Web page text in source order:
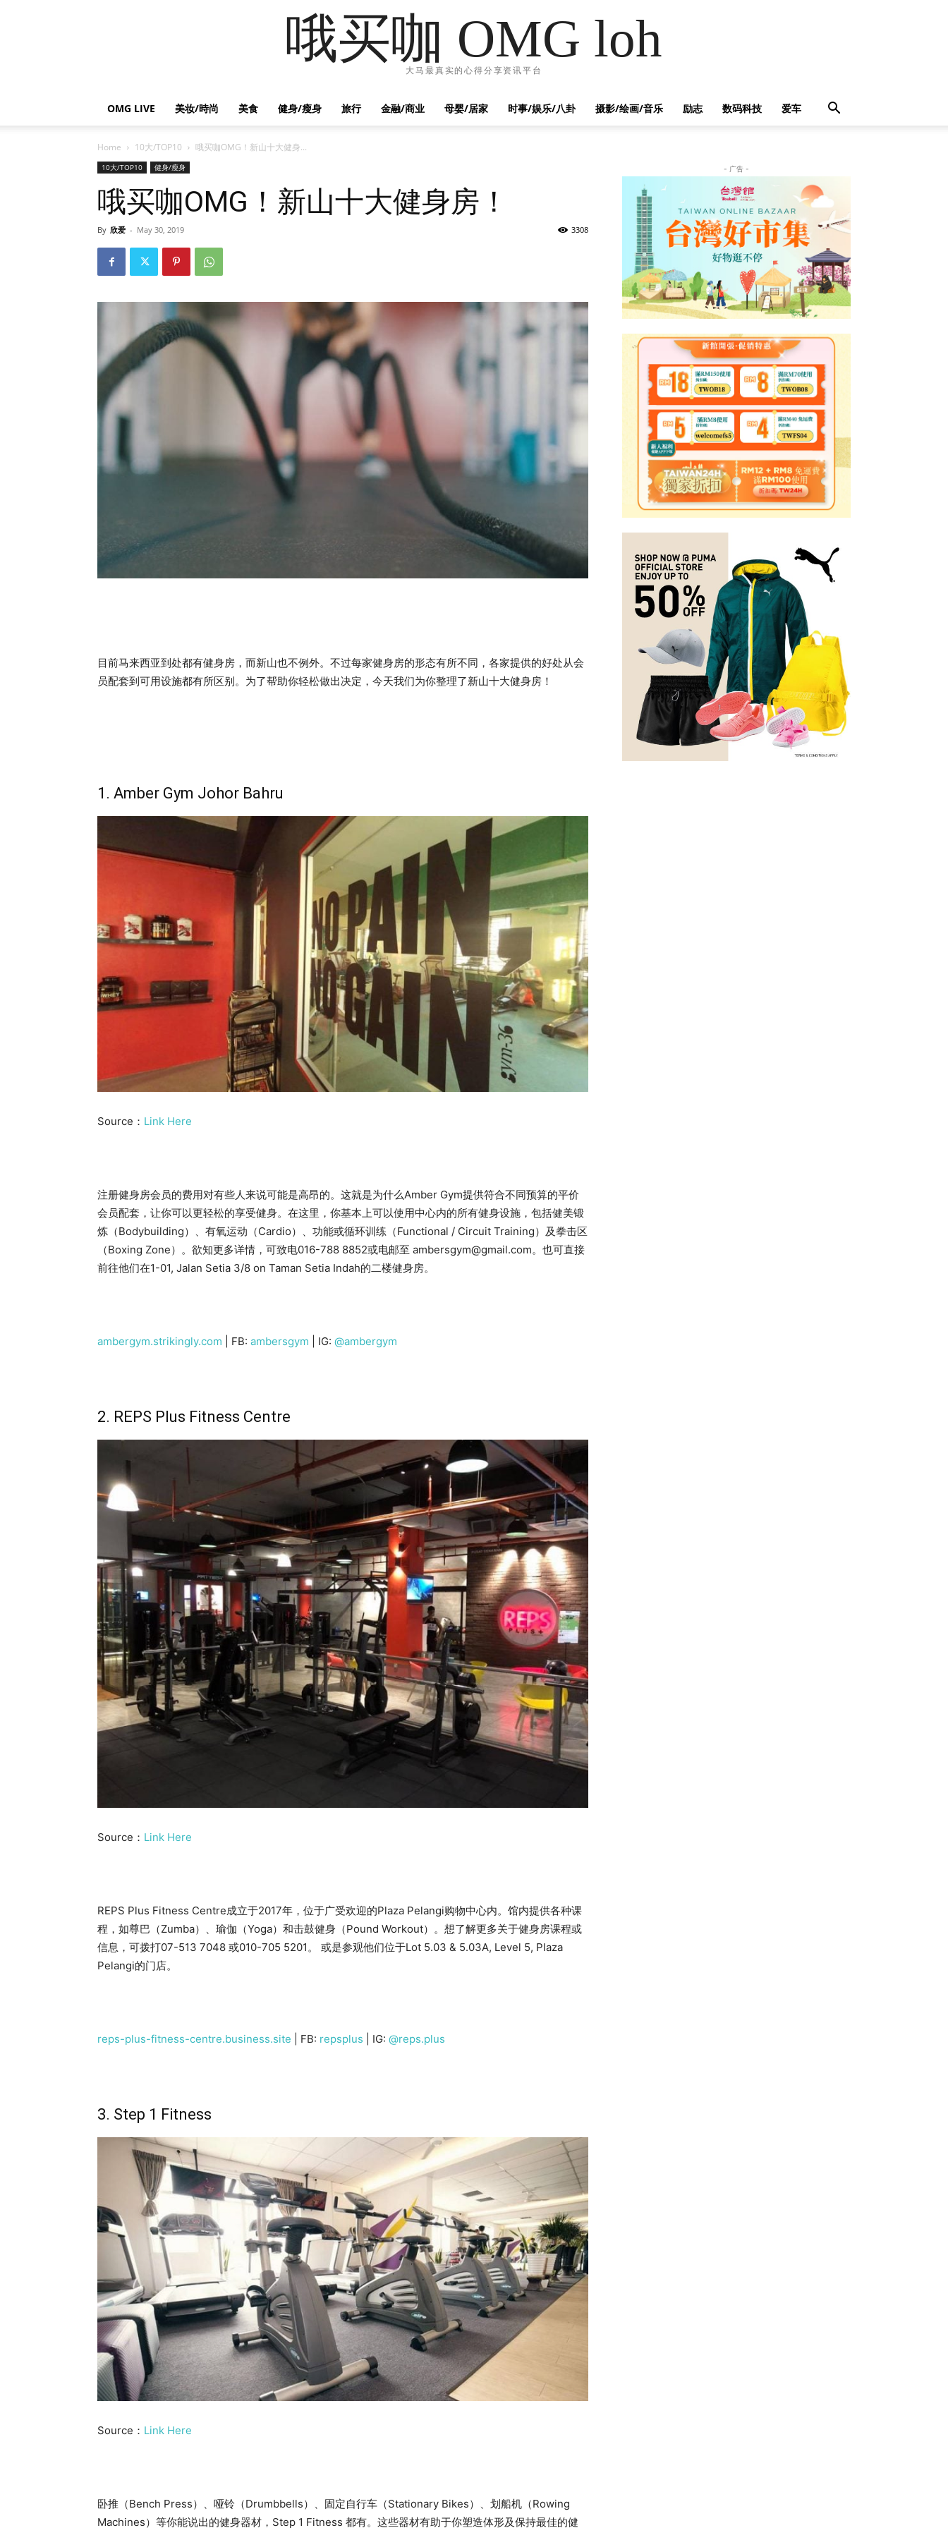
哦买咖 OMG loh
大马最真实的心得分享资讯平台
OMG LIVE 美妆/時尚 美食 健身/瘦身 旅行 金融/商业 母婴/居家 时事/娱乐/八卦 摄影/绘画/音乐 励志 数码科技 爱车
Home 10大/TOP10 哦买咖OMG！新山十大健身...
10大/TOP10 健身/瘦身
哦买咖OMG！新山十大健身房！
By 欣爱 - May 30, 2019 3308
目前马来西亚到处都有健身房，而新山也不例外。不过每家健身房的形态有所不同，各家提供的好处从会
员配套到可用设施都有所区别。为了帮助你轻松做出决定，今天我们为你整理了新山十大健身房！
1. Amber Gym Johor Bahru
Source： Link Here
注册健身房会员的费用对有些人来说可能是高昂的。这就是为什么Amber Gym提供符合不同预算的平价
会员配套，让你可以更轻松的享受健身。在这里，你基本上可以使用中心内的所有健身设施，包括健美锻
炼（Bodybuilding）、有氧运动（Cardio）、功能或循环训练（Functional / Circuit Training）及拳击区
（Boxing Zone）。欲知更多详情，可致电016-788 8852或电邮至 ambersgym@gmail.com。也可直接
前往他们在1-01, Jalan Setia 3/8 on Taman Setia Indah的二楼健身房。
ambergym.strikingly.com | FB: ambersgym | IG: @ambergym
2. REPS Plus Fitness Centre
Source： Link Here
REPS Plus Fitness Centre成立于2017年，位于广受欢迎的Plaza Pelangi购物中心内。馆内提供各种课
程，如尊巴（Zumba）、瑜伽（Yoga）和击鼓健身（Pound Workout）。想了解更多关于健身房课程或
信息，可拨打07-513 7048 或010-705 5201。 或是参观他们位于Lot 5.03 & 5.03A, Level 5, Plaza
Pelangi的门店。
reps-plus-fitness-centre.business.site | FB: repsplus | IG: @reps.plus
3. Step 1 Fitness
Source： Link Here
卧推（Bench Press）、哑铃（Drumbbells）、固定自行车（Stationary Bikes）、划船机（Rowing
Machines）等你能说出的健身器材，Step 1 Fitness 都有。这些器材有助于你塑造体形及保持最佳的健
- 广告 -